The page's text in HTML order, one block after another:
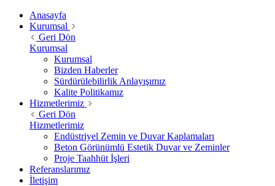
Anasayfa
Kurumsal
Geri Dön
Kurumsal
Kurumsal
Bizden Haberler
Sürdürülebilirlik Anlayışımız
Kalite Politikamız
Hizmetlerimiz
Geri Dön
Hizmetlerimiz
Endüstriyel Zemin ve Duvar Kaplamaları
Beton Görünümlü Estetik Duvar ve Zeminler
Proje Taahhüt İşleri
Referanslarımız
İletişim